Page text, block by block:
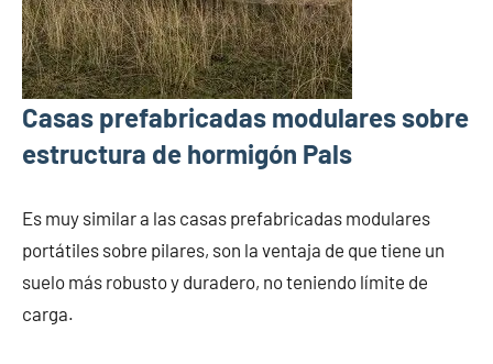
Casas prefabricadas modulares sobre
estructura de hormigón Pals
Es muy similar a las casas prefabricadas modulares
portátiles sobre pilares, son la ventaja de que tiene un
suelo más robusto y duradero, no teniendo límite de
carga.